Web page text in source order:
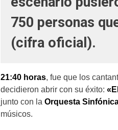
750 personas
(cifra oficial).
21:40 horas, fue que los
decidieron abrir con su éxito:
junto con la Orquesta
músicos.